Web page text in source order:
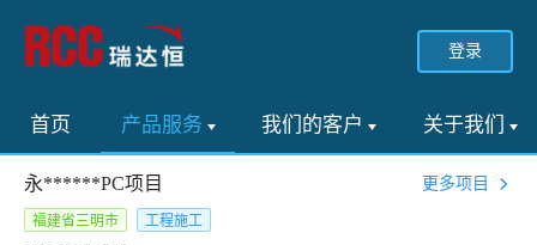
登录
首页 产品服务 我们的客户 关于我们
永******PC项目 更多项目
福建省三明市
工程施工